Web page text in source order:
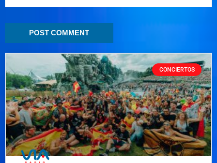
CONCIERTOS